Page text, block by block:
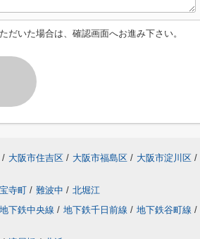
だいた場合は、確認画面へお進み下さい。
/ 大阪市住吉区 / 大阪市福島区 / 大阪市淀川区 /
寺町 / 難波中 / 北堀江
地下鉄中央線 / 地下鉄千日前線 / 地下鉄谷町線 /